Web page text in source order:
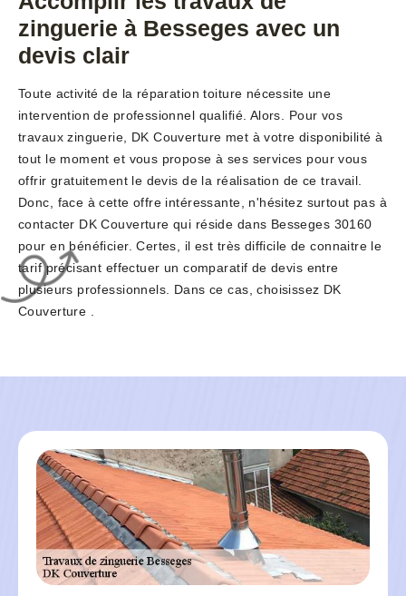
zinguerie à Besseges avec un
devis clair
Toute activité de la réparation toiture nécessite une
intervention de professionnel qualifié. Alors. Pour vos
travaux zinguerie, DK Couverture met à votre disponibilité à
tout le moment et vous propose à ses services pour vous
offrir gratuitement le devis de la réalisation de ce travail.
Donc, face à cette offre intéressante, n'hésitez surtout pas à
contacter DK Couverture qui réside dans Besseges 30160
pour en bénéficier. Certes, il est très difficile de connaitre le
tarif précisant effectuer un comparatif de devis entre
plusieurs professionnels. Dans ce cas, choisissez DK
Couverture .